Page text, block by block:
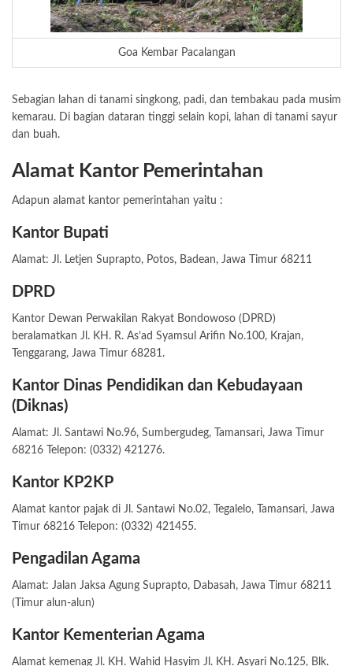
Goa Kembar Pacalangan
Sebagian lahan di tanami singkong, padi, dan tembakau pada musim
kemarau. Di bagian dataran tinggi selain kopi, lahan di tanami sayur
dan buah.
Alamat Kantor Pemerintahan
Adapun alamat kantor pemerintahan yaitu :
Kantor Bupati
Alamat: Jl. Letjen Suprapto, Potos, Badean, Jawa Timur 68211
DPRD
Kantor Dewan Perwakilan Rakyat Bondowoso (DPRD)
beralamatkan Jl. KH. R. As’ad Syamsul Arifin No.100, Krajan,
Tenggarang, Jawa Timur 68281.
Kantor Dinas Pendidikan dan Kebudayaan
(Diknas)
Alamat: Jl. Santawi No.96, Sumbergudeg, Tamansari, Jawa Timur
68216 Telepon: (0332) 421276.
Kantor KP2KP
Alamat kantor pajak di Jl. Santawi No.02, Tegalelo, Tamansari, Jawa
Timur 68216 Telepon: (0332) 421455.
Pengadilan Agama
Alamat: Jalan Jaksa Agung Suprapto, Dabasah, Jawa Timur 68211
(Timur alun-alun)
Kantor Kementerian Agama
Alamat kemenag Jl. KH. Wahid Hasyim Jl. KH. Asyari No.125, Blk.